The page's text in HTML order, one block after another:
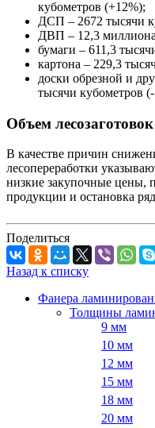
кубометров (+12%);
ДСП – 2672 тысячи
ДВП – 12,3
бумаги – 611,3
картона – 229,3
доски обрезной и
тысячи кубометров
Объем
В качестве причин
лесопереработки
низкие закупочные цены,
продукции и остановка
Поделиться
Назад к списку
Фанера
Толщины
9 мм
10 мм
12 мм
15 мм
18 мм
20 мм